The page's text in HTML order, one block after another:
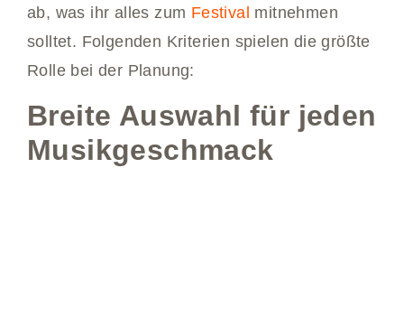
ab, was ihr alles zum Festival mitnehmen
solltet. Folgenden Kriterien spielen die größte
Rolle bei der Planung:
Breite Auswahl für jeden
Musikgeschmack